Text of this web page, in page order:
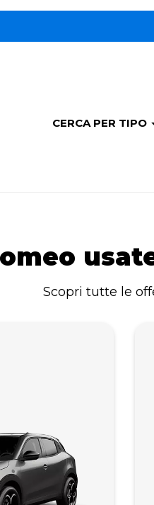
CERCA PER TIPO
Scopri tutte le